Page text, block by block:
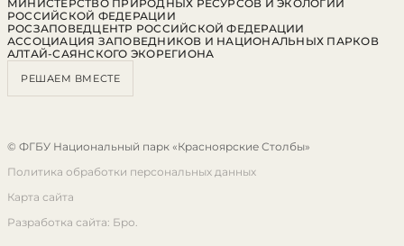
МИНИСТЕРСТВО ПРИРОДНЫХ РЕСУРСОВ И ЭКОЛОГИИ
РОССИЙСКОЙ ФЕДЕРАЦИИ
РОСЗАПОВЕДЦЕНТР РОССИЙСКОЙ ФЕДЕРАЦИИ
АССОЦИАЦИЯ ЗАПОВЕДНИКОВ И НАЦИОНАЛЬНЫХ ПАРКОВ
АЛТАЙ-САЯНСКОГО ЭКОРЕГИОНА
РЕШАЕМ ВМЕСТЕ
© ФГБУ Национальный парк «Красноярские Столбы»
Политика обработки персональных данных
Карта сайта
Разработка сайта: Бро.